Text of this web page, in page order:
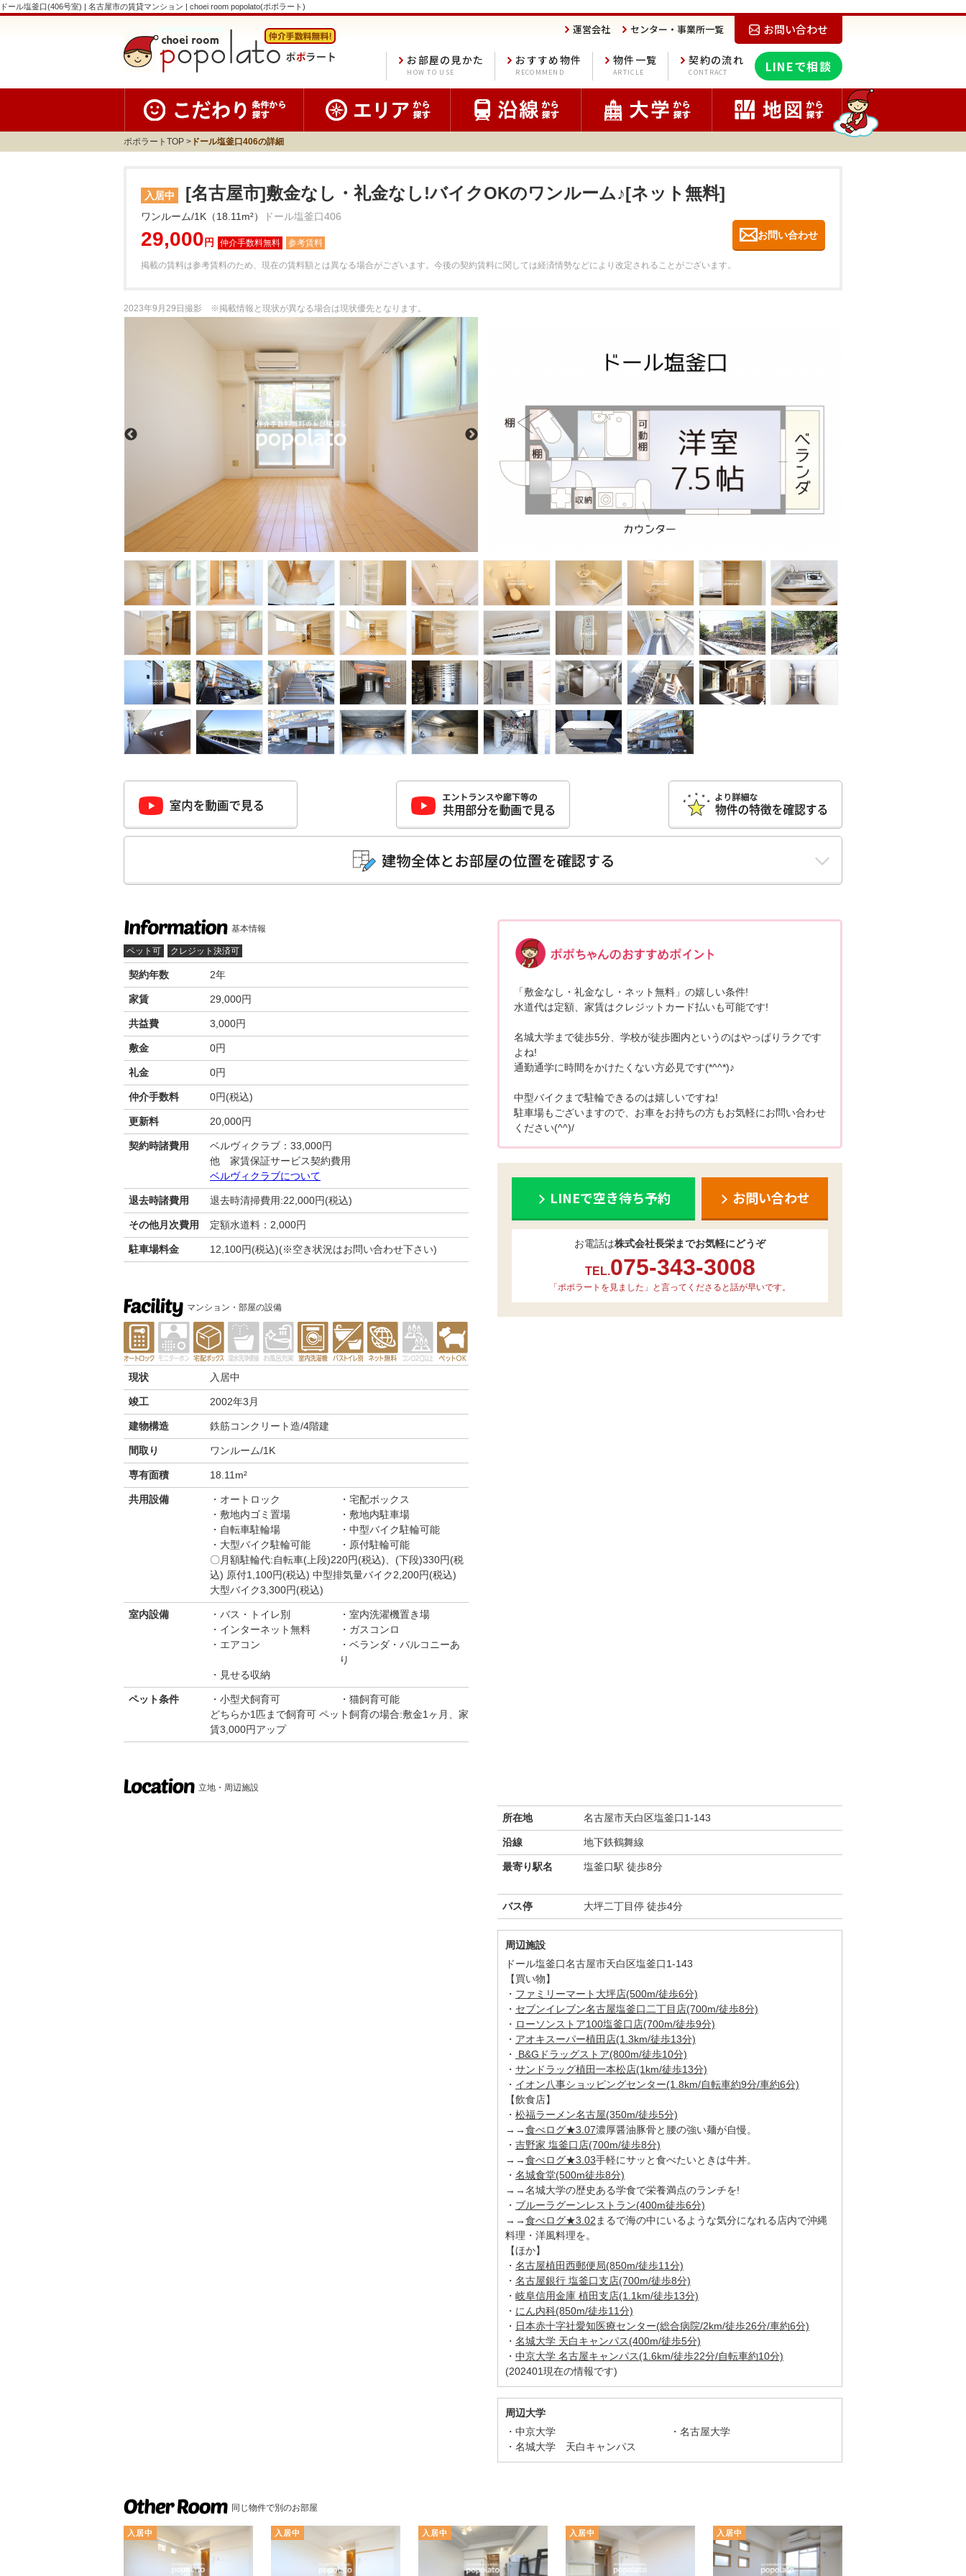
ドール塩釜口(406号室) | 名古屋市の賃貸マンション | choei room popolato(ポポラート)
お問い合わせ
センター・事業所一覧
運営会社
LINEで相談
契約の流れ
CONTRACT
物件一覧
ARTICLE
おすすめ物件
RECOMMEND
お部屋の見かた
HOW TO USE
ポポラートTOP ドール塩釜口406の詳細
入居中 [名古屋市]敷金なし・礼金なし!バイクOKのワンルーム♪[ネット無料]
ワンルーム/1K（18.11m²） ドール塩釜口406
29,000 円 参考賃料
お問い合わせ
掲載の賃料は参考賃料のため、現在の賃料額とは異なる場合がございます。 今後の契約賃料に関しては経済情勢などにより改定されることがございます。
2023年9月29日撮影 ※掲載情報と現状が異なる場合は現状優先となります。
基本情報
ペット可 クレジット決済可
契約年数 2年
家賃 29,000円
共益費 3,000円
敷金 0円
礼金 0円
仲介手数料 0円(税込)
更新料 20,000円
契約時諸費用
ベルヴィクラブ：33,000円
他 家賃保証サービス契約費用
ベルヴィクラブについて
退去時諸費用 退去時清掃費用:22,000円(税込)
その他月次費用 定額水道料：2,000円
駐車場料金 12,100円(税込)(※空き状況はお問い合わせ下さい)
マンション・部屋の設備
現状 入居中
竣工 2002年3月
建物構造 鉄筋コンクリート造/4階建
間取り ワンルーム/1K
専有面積 18.11m²
共用設備 オートロック
宅配ボックス
敷地内ゴミ置場
敷地内駐車場
自転車駐輪場
中型バイク駐輪可能
大型バイク駐輪可能
原付駐輪可能
〇月額駐輪代:自転車(上段)220円(税込)、(下段)330円(税
込) 原付1,100円(税込) 中型排気量バイク2,200円(税込)
大型バイク3,300円(税込)
室内設備 バス・トイレ別
室内洗濯機置き場
インターネット無料
ガスコンロ
エアコン
ベランダ・バルコニーあ
り
見せる収納
ペット条件 小型犬飼育可
猫飼育可能
どちらか1匹まで飼育可 ペット飼育の場合:敷金1ヶ月、家
賃3,000円アップ
「敷金なし・礼金なし・ネット無料」の嬉しい条件!
水道代は定額、家賃はクレジットカード払いも可能です!
名城大学まで徒歩5分、学校が徒歩圏内というのはやっぱりラクです
よね!
通勤通学に時間をかけたくない方必見です(*^^*)♪
中型バイクまで駐輪できるのは嬉しいですね!
駐車場もございますので、お車をお持ちの方もお気軽にお問い合わせ
ください(^^)/
LINEで空き待ち予約 お問い合わせ
お電話は株式会社長栄までお気軽にどうぞ
TEL.075-343-3008
「ポポラートを見ました」と言ってくださると話が早いです。
立地・周辺施設
所在地 名古屋市天白区塩釜口1-143
沿線 地下鉄鶴舞線
最寄り駅名 塩釜口駅 徒歩8分
バス停 大坪二丁目停 徒歩4分
周辺施設
ドール塩釜口名古屋市天白区塩釜口1-143
【買い物】
・ ファミリーマート大坪店(500m/徒歩6分)
・ セブンイレブン名古屋塩釜口二丁目店(700m/徒歩8分)
・ ローソンストア100塩釜口店(700m/徒歩9分)
・ アオキスーパー植田店(1.3km/徒歩13分)
・
B&Gドラッグストア(800m/徒歩10分)
・ サンドラッグ植田一本松店(1km/徒歩13分)
・ イオン八事ショッピングセンター(1.8km/自転車約9分/車約6分)
【飲食店】
・ 松福ラーメン名古屋(350m/徒歩5分)
→→食べログ★3.07濃厚醤油豚骨と腰の強い麺が自慢。
・ 吉野家 塩釜口店(700m/徒歩8分)
→→食べログ★3.03手軽にサッと食べたいときは牛丼。
・ 名城食堂(500m徒歩8分)
→→名城大学の歴史ある学食で栄養満点のランチを!
・ ブルーラグーンレストラン(400m徒歩6分)
→→食べログ★3.02 まるで海の中にいるような気分になれる店内で沖縄
料理・洋風料理を。
【ほか】
・ 名古屋植田西郵便局(850m/徒歩11分)
・ 名古屋銀行 塩釜口支店(700m/徒歩8分)
・ 岐阜信用金庫 植田支店(1.1km/徒歩13分)
・ にん内科(850m/徒歩11分)
・ 日本赤十字社愛知医療センター(総合病院/2km/徒歩26分/車約6分)
・ 名城大学 天白キャンパス(400m/徒歩5分)
・ 中京大学 名古屋キャンパス(1.6km/徒歩22分/自転車約10分)
(202401現在の情報です)
周辺大学
中京大学
名古屋大学
名城大学 天白キャンパス
同じ物件で別のお部屋